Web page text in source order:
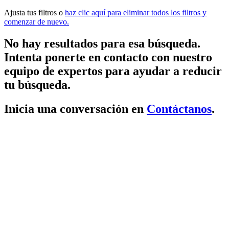
Ajusta tus filtros o haz clic aquí para eliminar todos los filtros y
comenzar de nuevo.
No hay resultados para esa búsqueda.
Intenta ponerte en contacto con nuestro
equipo de expertos para ayudar a reducir
tu búsqueda.
Inicia una conversación en Contáctanos.